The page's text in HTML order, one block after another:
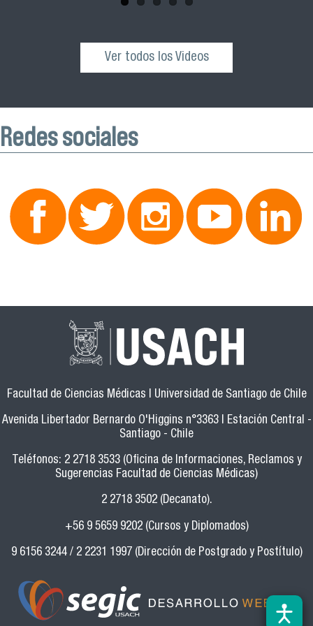
Ver todos los Videos
Redes sociales
Facultad de Ciencias Médicas | Universidad de Santiago de Chile
Avenida Libertador Bernardo O'Higgins n°3363 | Estación Central -
Santiago - Chile
Teléfonos: 2 2718 3533 (Oficina de Informaciones, Reclamos y
Sugerencias Facultad de Ciencias Médicas)
2 2718 3502 (Decanato).
+56 9 5659 9202 (Cursos y Diplomados)
9 6156 3244 / 2 2231 1997 (Dirección de Postgrado y Postítulo)